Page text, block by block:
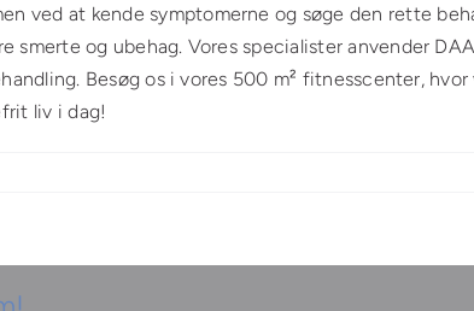
ved at kende symptomerne og søge den rette
og ubehag. Vores specialister anvender
Besøg os i vores 500 m² fitnesscenter,
liv i dag!